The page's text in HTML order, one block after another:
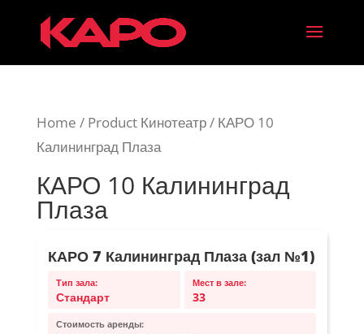
Home / Product Кинотеатр / КАРО 10
Калининград Плаза
КАРО 10 Калининград
Плаза
КАРО 7 Калининград Плаза (зал №1)
Тип зала:
Стандарт
Мест в зале:
33
Стоимость аренды: